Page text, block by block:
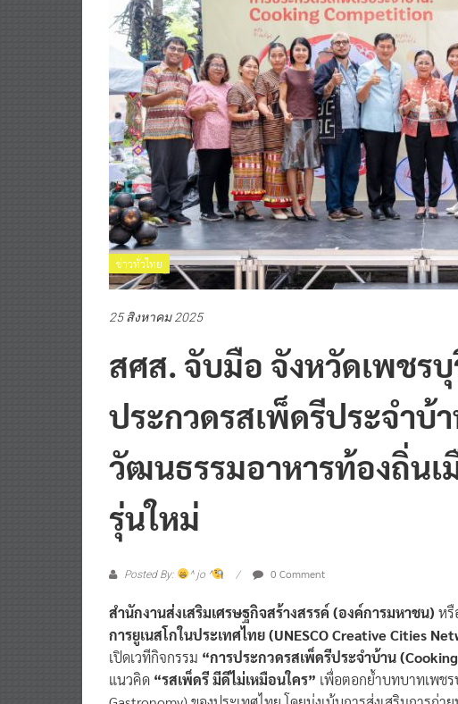
ข่าวทั่วไทย
25 สิงหาคม 2025
สศส. จับมือ จังหวัดเพชรบุ
ประกวดรสเพ็ดรีประจำบ้
วัฒนธรรมอาหารท้องถิ่นเ
รุ่นใหม่
Posted By: ^ jo ^ 0 Comment
สำนักงานส่งเสริมเศรษฐกิจสร้างสรรค์ (องค์การมหาชน) หรื
การยูเนสโกในประเทศไทย‬ ‭(UNESCO Creative Cities
เปิดเวทีกิจกรรม “การประกวดรสเพ็ดรีประจำบ้าน‬
แนวคิด‬ “รสเพ็ดรี มีดีไม่เหมือนใคร” เพื่อตอกย้ำบทบาทเพชร